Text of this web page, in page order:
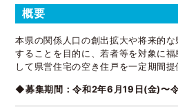
概要
本県の関係人口の創出拡大や将来的
することを目的に、若者等を対象に
して県営住宅の空き住戸を一定期間提
◆募集期間：令和2年6月19日(金)〜